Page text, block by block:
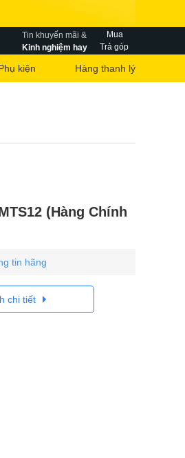
Tin khuyến mãi &
Kinh nghiệm hay
Mua
Trả góp
kiện Hàng thanh lý
(Hàng Chính
tin hãng
chi tiết